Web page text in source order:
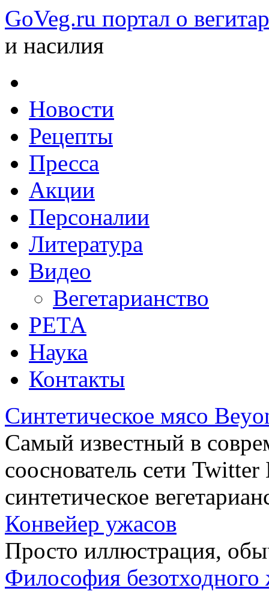
GoVeg.ru портал о
и насилия
Новости
Рецепты
Пресса
Акции
Персоналии
Литература
Видео
Вегетарианство
РЕТА
Наука
Контакты
Синтетическое мясо
Самый известный в
сооснователь сети
синтетическое
Конвейер ужасов
Просто иллюстрация,
Философия безотходного